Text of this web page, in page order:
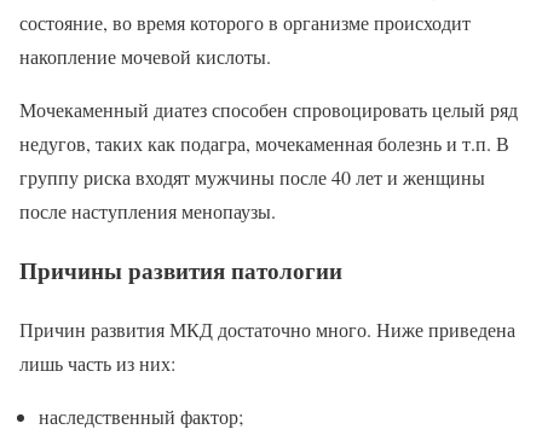
состояние, во время которого в организме происходит
накопление мочевой кислоты.
Мочекаменный диатез способен спровоцировать целый ряд
недугов, таких как подагра, мочекаменная болезнь и т.п. В
группу риска входят мужчины после 40 лет и женщины
после наступления менопаузы.
Причины развития патологии
Причин развития МКД достаточно много. Ниже приведена
лишь часть из них:
наследственный фактор;